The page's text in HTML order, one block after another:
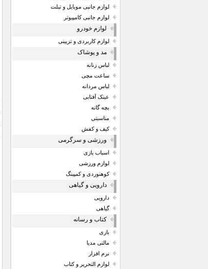
لوازم جانبی موبایل و تبلت
لوازم جانبی کامپیوتر
لوازم خودرو
لوازم کاربردی و تزیینی
مد و پوشاک
لباس زنانه
ساعت مچی
لباس مردانه
عینک آفتابی
بچه گانه
مناسبتی
کیف و کفش
ورزشی و سرگرمی
اسباب بازی
لوازم ورزشی
کوهنوردی و کمپینگ
دارویی و گیاهی
دارویی
گیاهی
کتاب و رسانه
بازی
مالتی مدیا
نرم افزار
لوازم التحریر و کتاب